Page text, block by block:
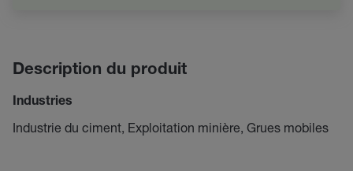
Description du produit
Industries
Industrie du ciment, Exploitation minière, Grues mobiles